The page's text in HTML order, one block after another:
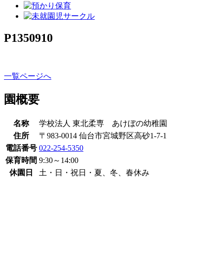
P1350910
一覧ページへ
園概要
名称
学校法人 東北柔専 あけぼの幼稚園
住所
〒983-0014 仙台市宮城野区高砂1-7-1
電話番号 022-254-5350
保育時間 9:30～14:00
休園日
土・日・祝日・夏、冬、春休み